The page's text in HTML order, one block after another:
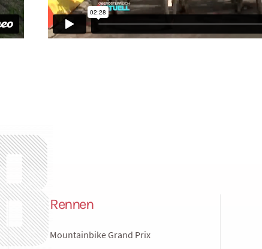
Rennen
Mountainbike Grand Prix